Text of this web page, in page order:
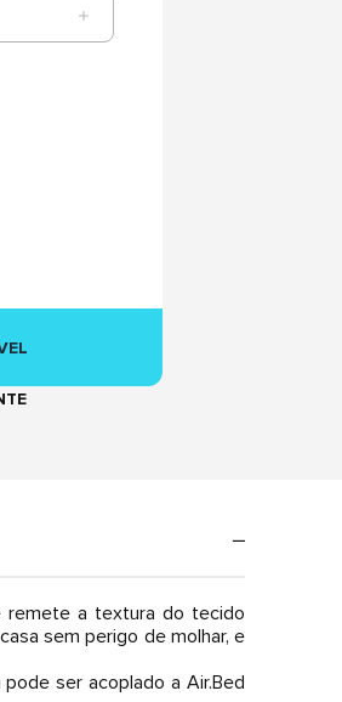
remete a textura do tecido
sem perigo de molhar, e
ser acoplado a Air.Bed